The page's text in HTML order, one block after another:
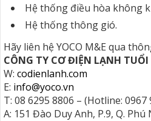
Hệ thống điều hòa không
Hệ thống thông gió.
Hãy liên hệ YOCO M&E qua
CÔNG TY CƠ ĐIỆN LẠNH TUỔI
W: codienlanh.com
E: info@yoco.vn
T: 08 6295 8806 – (Hotline: 0967
A: 151 Đào Duy Anh, P.9, Q.